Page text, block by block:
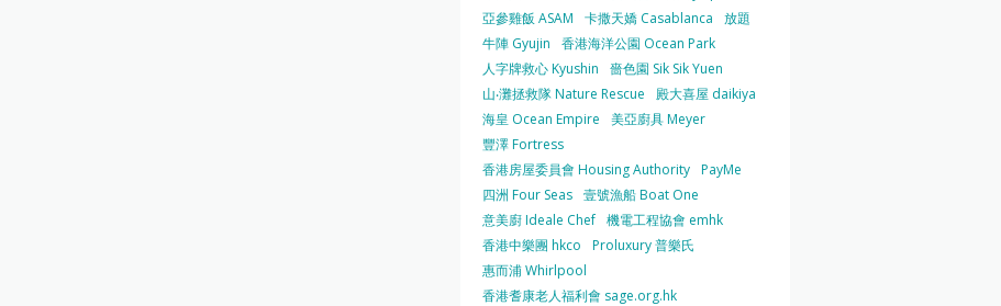
亞參雞飯 ASAM
卡撒天嬌 Casablanca
放題
牛陣 Gyujin
香港海洋公園 Ocean Park
人字牌救心 Kyushin
嗇色園 Sik Sik Yuen
山‧灘拯救隊 Nature Rescue
殿大喜屋 daikiya
海皇 Ocean Empire
美亞廚具 Meyer
豐澤 Fortress
香港房屋委員會 Housing Authority PayMe
四洲 Four Seas 壹號漁船 Boat One
意美廚 Ideale Chef 機電工程協會 emhk
香港中樂團 hkco
Proluxury 普樂氏
惠而浦 Whirlpool
香港耆康老人福利會 sage.org.hk